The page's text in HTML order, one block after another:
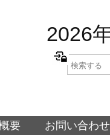
2026
要 お問い合わせ